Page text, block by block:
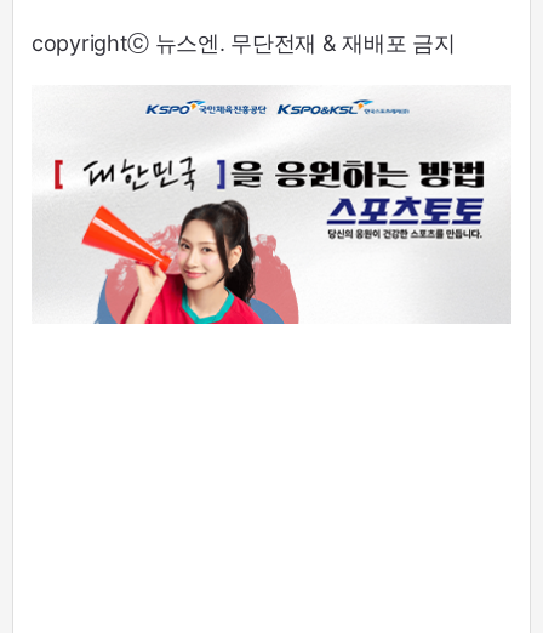
copyrightⓒ 뉴스엔. 무단전재 & 재배포 금지